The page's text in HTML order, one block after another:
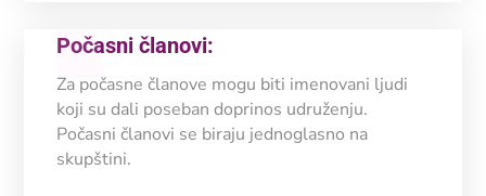
Počasni članovi:
Za počasne članove mogu biti imenovani ljudi
koji su dali poseban doprinos udruženju.
Počasni članovi se biraju jednoglasno na
skupštini.